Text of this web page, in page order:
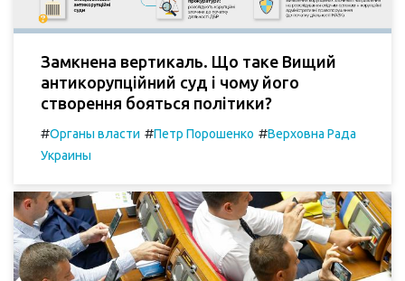
Замкнена вертикаль. Що таке Вищий
антикорупційний суд і чому його
створення бояться політики?
#Органы власти #Петр Порошенко #Верховна Рада
Украины